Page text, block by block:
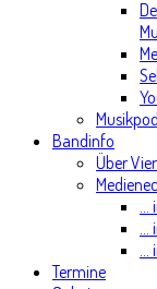
Bandinfo
Über
Termine